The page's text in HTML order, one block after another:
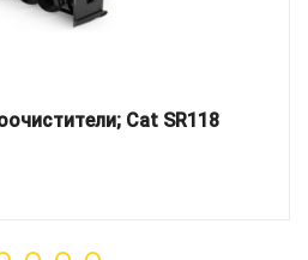
Cat SR118